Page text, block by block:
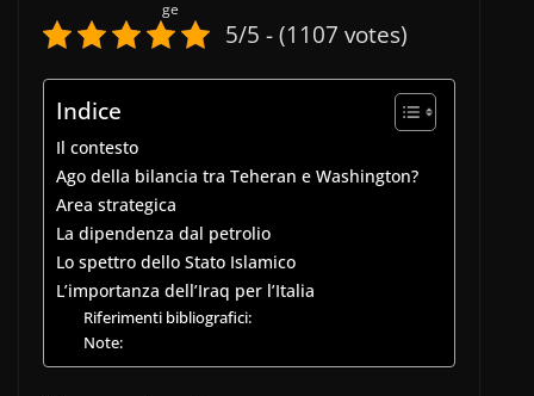
5/5 - (1107 votes)
Indice
Il contesto
Ago della bilancia tra Teheran e Washington?
Area strategica
La dipendenza dal petrolio
Lo spettro dello Stato Islamico
L’importanza dell’Iraq per l’Italia
Riferimenti bibliografici:
Note: